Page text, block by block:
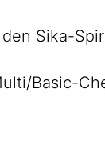
Sika-
Basic-